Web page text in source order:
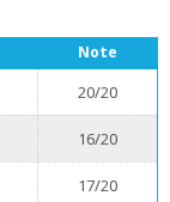
Note
20/20
16/20
17/20